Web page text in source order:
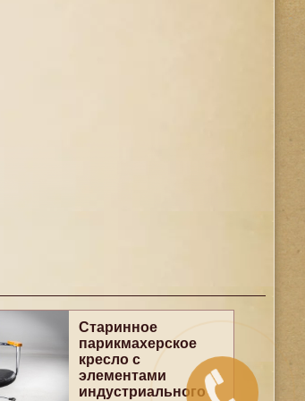
Старинное
парикмахерское
кресло с
элементами
индустриального